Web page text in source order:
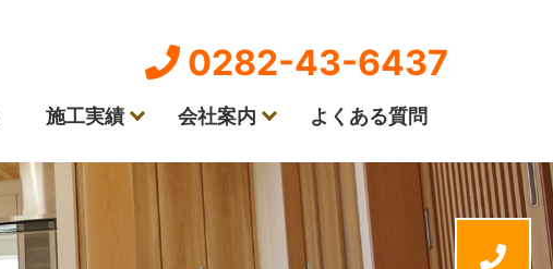
0282-43-6437
施工実績 会社案内 よくある質問